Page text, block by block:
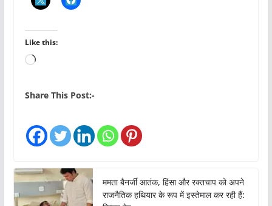
Like this:
L
a
n
…
Share This Post:-
ममता बैनर्जी आतंक, हिंसा और रक्तचाप को अपने
राजनैतिक हथियार के रूप में इस्तेमाल कर रही हैं: